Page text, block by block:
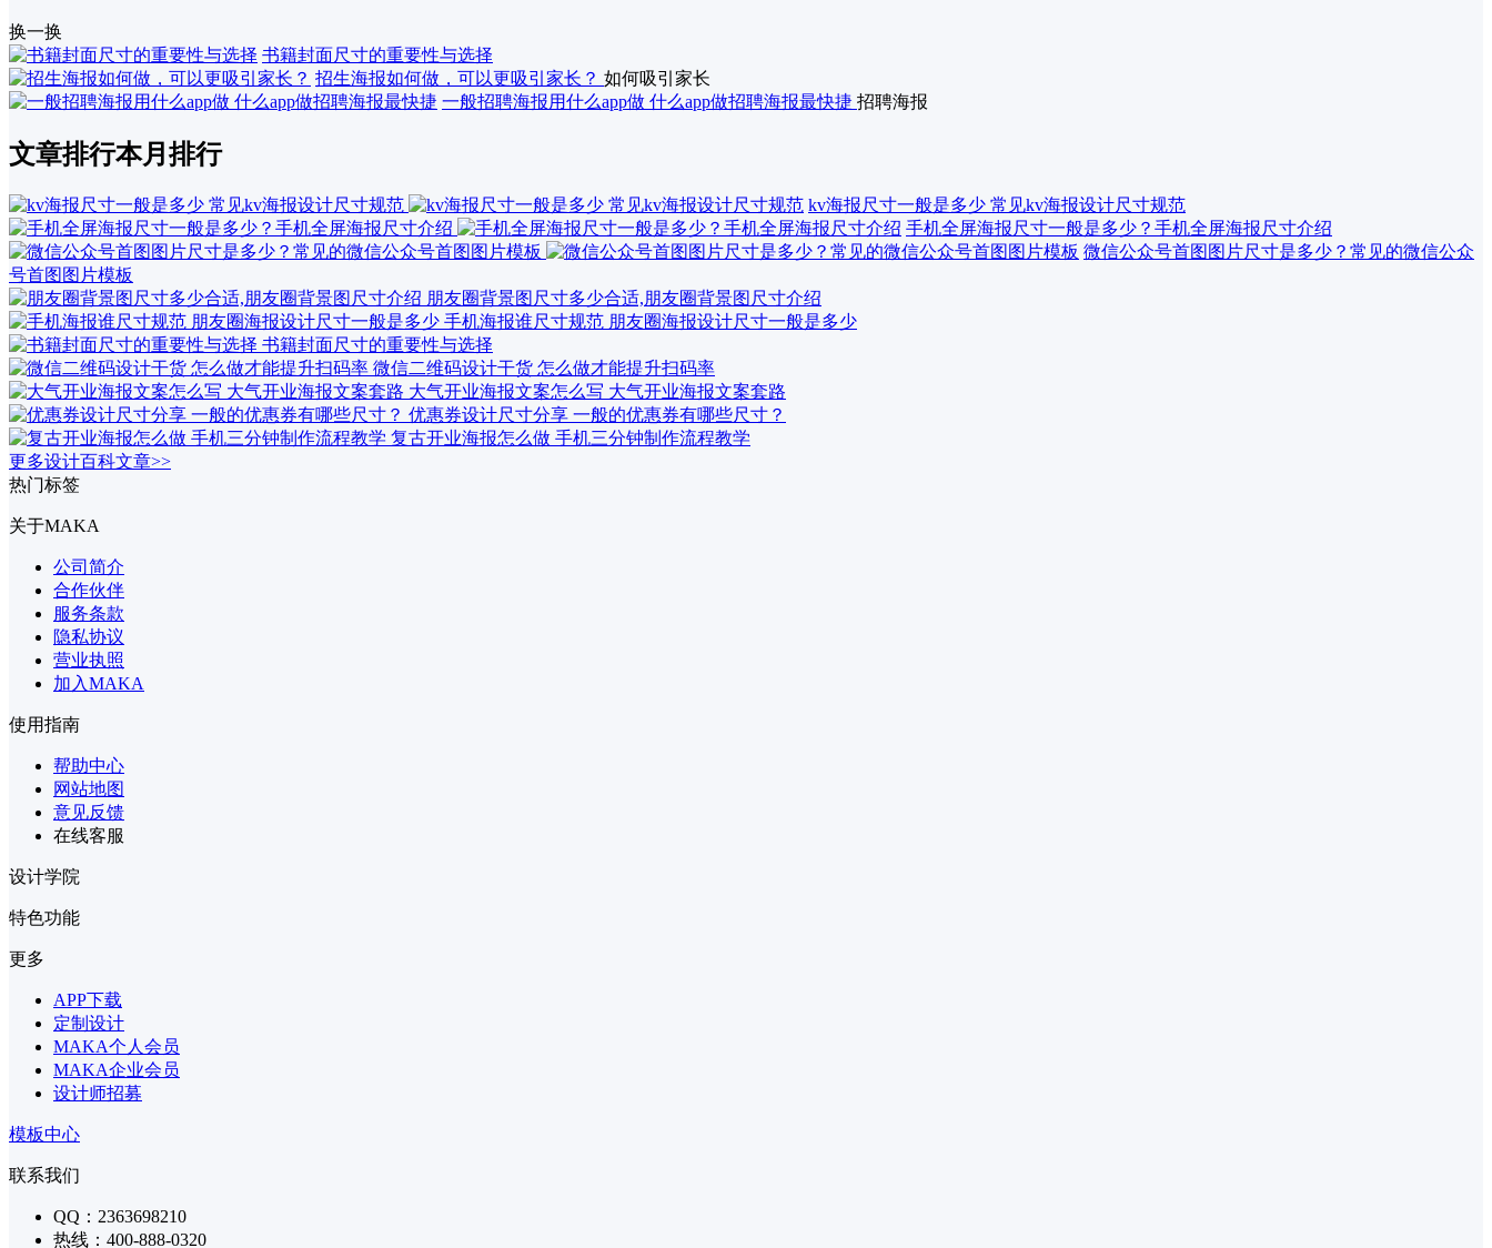
换一换
书籍封面尺寸的重要性与选择
招生海报如何做，可以更吸引家长？ 如何吸引家长
一般招聘海报用什么app做 什么app做招聘海报最快捷 招聘海报
文章排行本月排行
kv海报尺寸一般是多少 常见kv海报设计尺寸规范
手机全屏海报尺寸一般是多少？手机全屏海报尺寸介绍
微信公众号首图图片尺寸是多少？常见的微信公众
号首图图片模板
朋友圈背景图尺寸多少合适,朋友圈背景图尺寸介绍
手机海报谁尺寸规范 朋友圈海报设计尺寸一般是多少
书籍封面尺寸的重要性与选择
微信二维码设计干货 怎么做才能提升扫码率
大气开业海报文案怎么写 大气开业海报文案套路
优惠券设计尺寸分享 一般的优惠券有哪些尺寸？
复古开业海报怎么做 手机三分钟制作流程教学
更多设计百科文章>>
热门标签
关于MAKA
公司简介
合作伙伴
服务条款
隐私协议
营业执照
加入MAKA
使用指南
帮助中心
网站地图
意见反馈
在线客服
设计学院
特色功能
更多
APP下载
定制设计
MAKA个人会员
MAKA企业会员
设计师招募
模板中心
联系我们
QQ：2363698210
热线：400-888-0320